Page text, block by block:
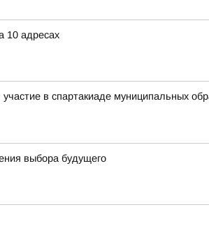
10 адресах
в спартакиаде муниципальных
выбора будущего